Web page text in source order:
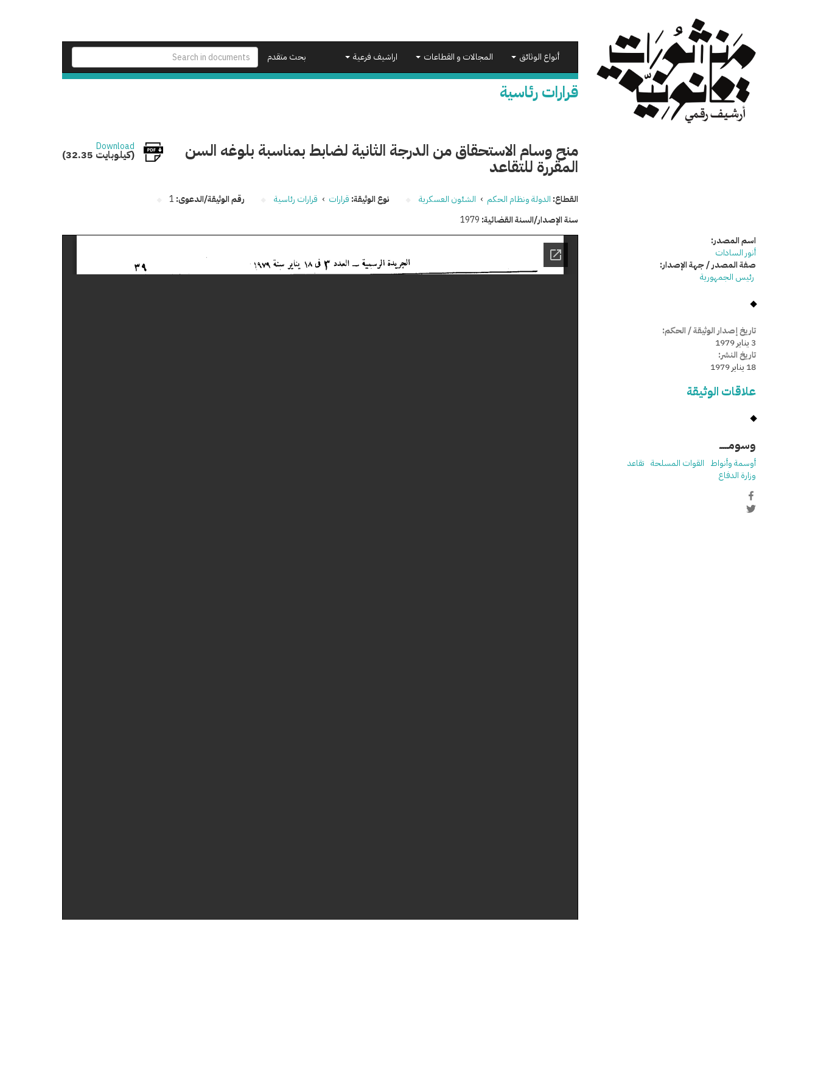
بحث متقدم
أنواع الوثائق المجالات و القطاعات اراشيف فرعية
قرارات رئاسية
منح وسام الاستحقاق من الدرجة الثانية لضابط بمناسبة بلوغه السن
المقررة للتقاعد
Download
(32.35 كيلوبايت)
القطاع: الدولة ونظام الحكم › الشئون العسكرية نوع الوثيقة: قرارات › قرارات رئاسية رقم الوثيقة/الدعوى: 1
سنة الإصدار/السنة القضائية: 1979
اسم المصدر:
أنور السادات
صفة المصدر / جهة الإصدار:
رئيس الجمهورية
تاريخ إصدار الوثيقة / الحكم:
3 يناير 1979
تاريخ النشر:
18 يناير 1979
علاقات الوثيقة
وسومـــــ
أوسمة وأنواط القوات المسلحة تقاعد
وزارة الدفاع